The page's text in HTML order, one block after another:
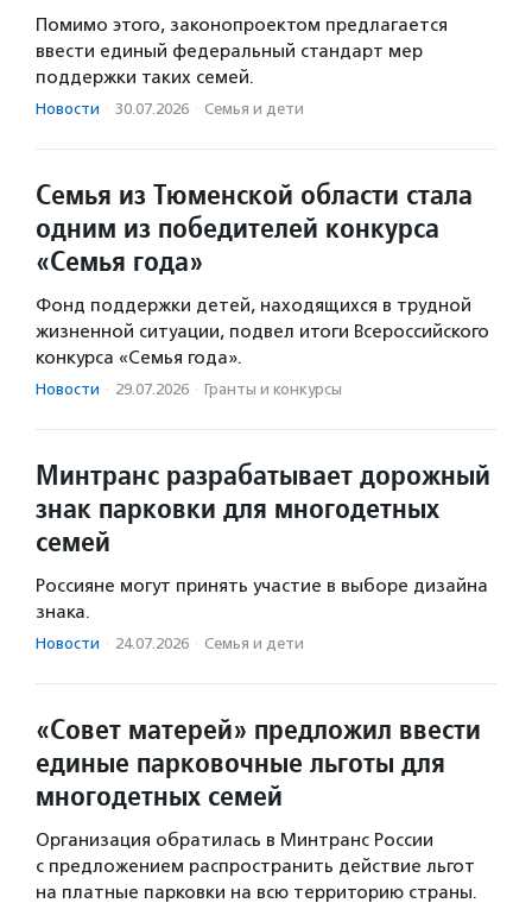
Помимо этого, законопроектом предлагается
ввести единый федеральный стандарт мер
поддержки таких семей.
Новости · 30.07.2026 · Семья и дети
Семья из Тюменской области стала
одним из победителей конкурса
«Семья года»
Фонд поддержки детей, находящихся в трудной
жизненной ситуации, подвел итоги Всероссийского
конкурса «Семья года».
Новости · 29.07.2026 · Гранты и конкурсы
Минтранс разрабатывает дорожный
знак парковки для многодетных
семей
Россияне могут принять участие в выборе дизайна
знака.
Новости · 24.07.2026 · Семья и дети
«Совет матерей» предложил ввести
единые парковочные льготы для
многодетных семей
Организация обратилась в Минтранс России
с предложением распространить действие льгот
на платные парковки на всю территорию страны.